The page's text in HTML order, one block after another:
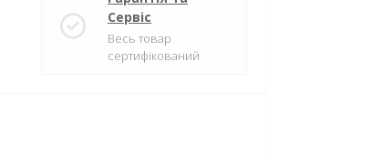
Сервіс
Весь товар
сертифікований